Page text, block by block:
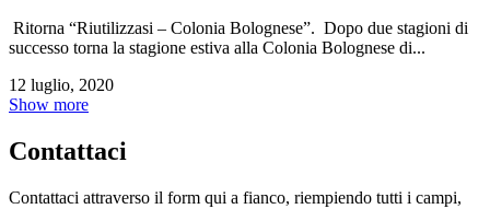
Ritorna “Riutilizzasi – Colonia Bolognese”. Dopo due stagioni di
successo torna la stagione estiva alla Colonia Bolognese di...
12 luglio, 2020
Show more
Contattaci
Contattaci attraverso il form qui a fianco, riempiendo tutti i campi,